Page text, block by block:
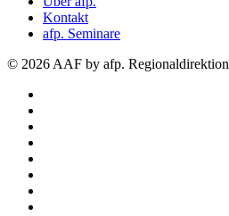
Kontakt
afp. Seminare
© 2026 AAF by afp. Regionaldirektion